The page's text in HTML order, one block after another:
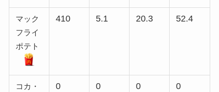
マック
フライ
ポテト
410 5.1 20.3 52.4
コカ・
0 0 0 0